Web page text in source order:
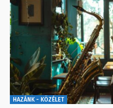
HAZÁNK - KÖZÉLET